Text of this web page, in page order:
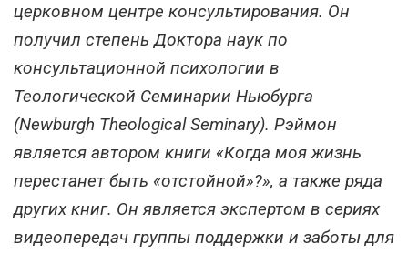
церковном центре консультирования. Он
получил степень Доктора наук по
консультационной психологии в
Теологической Семинарии Ньюбурга
(Newburgh Theological Seminary). Рэймон
является автором книги «Когда моя жизнь
перестанет быть «отстойной»?», а также ряда
других книг. Он является экспертом в сериях
видеопередач группы поддержки и заботы для